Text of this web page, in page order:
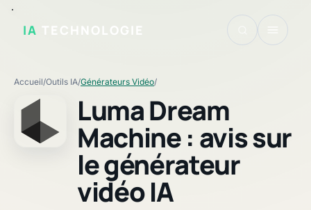
IA TECHNOLOGIE
Accueil/Outils IA/Générateurs Vidéo/
Luma Dream
Machine : avis sur
le générateur
vidéo IA
Fiche vérifiée